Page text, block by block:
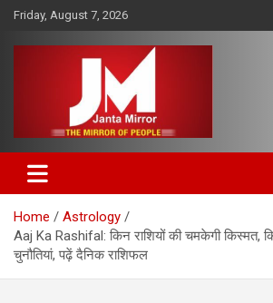
Skip
content
Friday, August 7, 2026
Janta Mirror
Home
Astrology
Aaj Ka Rashifal: किन राशियों की चमकेगी किस्मत,
चुनौतियां, पढ़ें दैनिक राशिफल